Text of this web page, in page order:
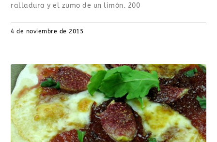
ralladura y el zumo de un limón. 200
4 de noviembre de 2015